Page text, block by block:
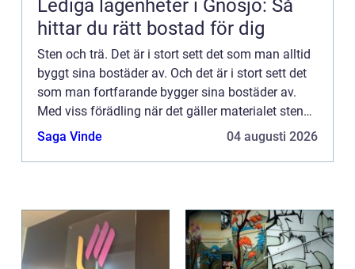
Lediga lägenheter i Gnosjö: Så
hittar du rätt bostad för dig
Sten och trä. Det är i stort sett det som man alltid
byggt sina bostäder av. Och det är i stort sett det
som man fortfarande bygger sina bostäder av.
Med viss förädling när det gäller materialet sten
förstås. Det är alltså material som kommer från
Saga Vinde 04 augusti 2026